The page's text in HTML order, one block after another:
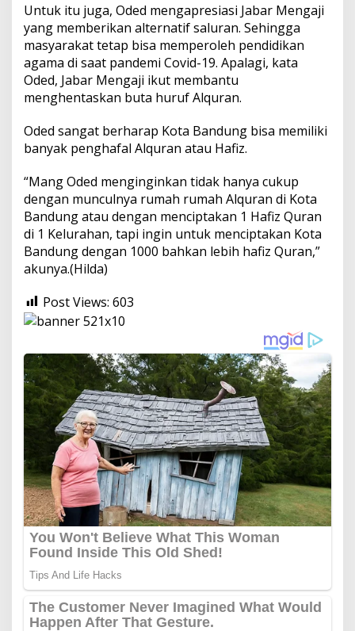
Untuk itu juga, Oded mengapresiasi Jabar Mengaji
yang memberikan alternatif saluran. Sehingga
masyarakat tetap bisa memperoleh pendidikan
agama di saat pandemi Covid-19. Apalagi, kata
Oded, Jabar Mengaji ikut membantu
menghentaskan buta huruf Alquran.
Oded sangat berharap Kota Bandung bisa memiliki
banyak penghafal Alquran atau Hafiz.
“Mang Oded menginginkan tidak hanya cukup
dengan munculnya rumah rumah Alquran di Kota
Bandung atau dengan menciptakan 1 Hafiz Quran
di 1 Kelurahan, tapi ingin untuk menciptakan Kota
Bandung dengan 1000 bahkan lebih hafiz Quran,”
akunya.(Hilda)
Post Views: 603